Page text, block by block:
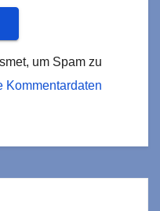
um Spam zu
Kommentardaten